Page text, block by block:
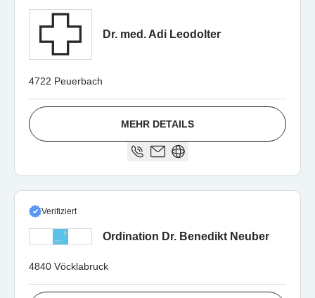
Dr. med. Adi Leodolter
4722 Peuerbach
MEHR DETAILS
Verifiziert
Ordination Dr. Benedikt Neuber
4840 Vöcklabruck